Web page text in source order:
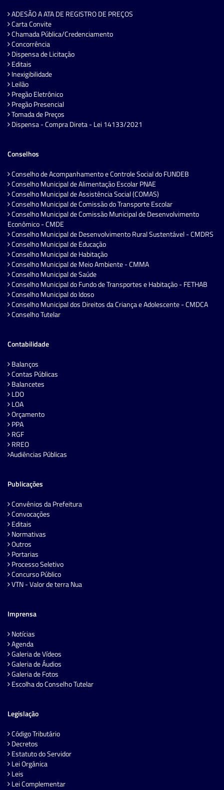
ADESÃO A ATA DE REGISTRO DE PREÇOS
Carta Convite
Chamada Pública/Credenciamento
Concorrência
Dispensa de Licitação
Editais
Inexigibilidade
Leilão
Pregão Eletrônico
Pregão Presencial
Tomada de Preços
Dispensa - Compra Direta - Lei 14133/2021
Conselhos
Conselho de Acompanhamento e Controle Social do FUNDEB
Conselho Municipal de Alimentação Escolar PNAE
Conselho Municipal de Assistência Social (COMAS)
Conselho Municipal de Comissão do Transporte Escolar
Conselho Municipal de Comissão Municipal de Desenvolvimento
Econômico - CMDE
Conselho Municipal de Desenvolvimento Rural Sustentável - CMDRS
Conselho Municipal de Educação
Conselho Municipal de Habitação
Conselho Municipal de Meio Ambiente - CMMA
Conselho Municipal de Saúde
Conselho Municipal do Fundo de Transportes e Habitação - FETHAB
Conselho Municipal do Idoso
Conselho Municipal dos Direitos da Criança e Adolescente - CMDCA
Conselho Tutelar
Contabilidade
Balanços
Contas Públicas
Balancetes
LDO
LOA
Orçamento
PPA
RGF
RREO
Audiências Públicas
Publicações
Convênios da Prefeitura
Convocações
Editais
Normativas
Outros
Portarias
Processo Seletivo
Concurso Público
VTN - Valor de terra Nua
Imprensa
Notícias
Agenda
Galeria de Vídeos
Galeria de Áudios
Galeria de Fotos
Escolha do Conselho Tutelar
Legislação
Código Tributário
Decretos
Estatuto do Servidor
Lei Orgânica
Leis
Lei Complementar